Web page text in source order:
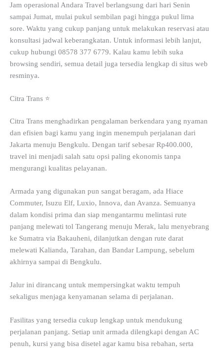
Jam operasional Andara Travel berlangsung dari hari Senin
sampai Jumat, mulai pukul sembilan pagi hingga pukul lima
sore. Waktu yang cukup panjang untuk melakukan reservasi atau
konsultasi jadwal keberangkatan. Untuk informasi lebih lanjut,
cukup hubungi 08578 377 6779. Kalau kamu lebih suka
browsing sendiri, semua detail juga tersedia lengkap di situs web
resminya.
Citra Trans ⭐
Citra Trans menghadirkan pengalaman berkendara yang nyaman
dan efisien bagi kamu yang ingin menempuh perjalanan dari
Jakarta menuju Bengkulu. Dengan tarif sebesar Rp400.000,
travel ini menjadi salah satu opsi paling ekonomis tanpa
mengurangi kualitas pelayanan.
Armada yang digunakan pun sangat beragam, ada Hiace
Commuter, Isuzu Elf, Luxio, Innova, dan Avanza. Semuanya
dalam kondisi prima dan siap mengantarmu melintasi rute
panjang melewati tol Tangerang menuju Merak, lalu menyebrang
ke Sumatra via Bakauheni, dilanjutkan dengan rute darat
melewati Kalianda, Tarahan, dan Bandar Lampung, sebelum
akhirnya sampai di Bengkulu.
Jalur ini dirancang untuk mempersingkat waktu tempuh
sekaligus menjaga kenyamanan selama di perjalanan.
Fasilitas yang tersedia cukup lengkap untuk mendukung
perjalanan panjang. Setiap unit armada dilengkapi dengan AC
penuh, kursi yang bisa disetel agar kamu bisa rebahan, serta